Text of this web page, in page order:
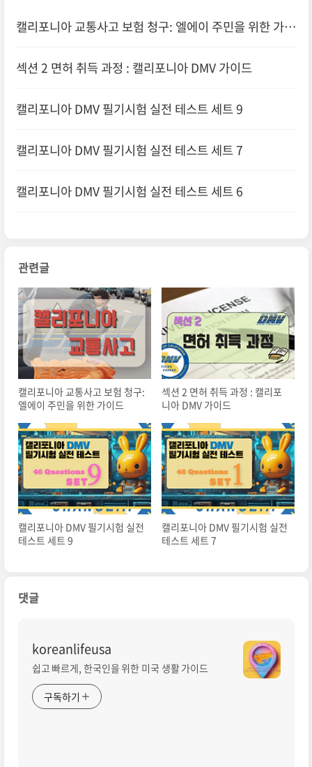
캘리포니아 교통사고 보험 청구: 엘에이 주민을 위한 가이
섹션 2 면허 취득 과정 : 캘리포니아 DMV 가이드
캘리포니아 DMV 필기시험 실전 테스트 세트 9
캘리포니아 DMV 필기시험 실전 테스트 세트 7
캘리포니아 DMV 필기시험 실전 테스트 세트 6
관련글
캘리포니아 교통사고 보험 청구:
엘에이 주민을 위한 가이드
섹션 2 면허 취득 과정 : 캘리포
니아 DMV 가이드
캘리포니아 DMV 필기시험 실전
테스트 세트 9
캘리포니아 DMV 필기시험 실전
테스트 세트 7
댓글
koreanlifeusa
쉽고 빠르게, 한국인을 위한 미국 생활 가이드
구독하기